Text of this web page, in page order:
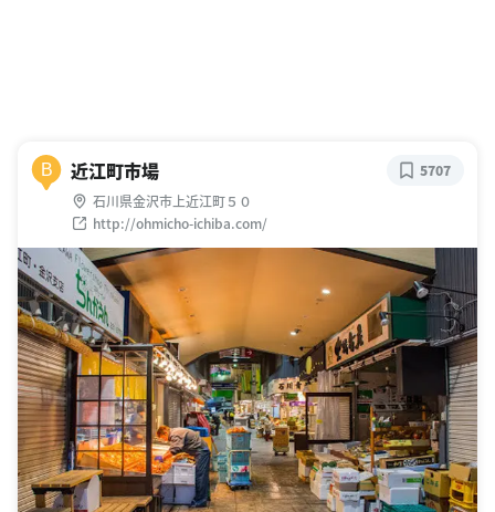
B 近江町市場
石川県金沢市上近江町５０
http://ohmicho-ichiba.com/
5707